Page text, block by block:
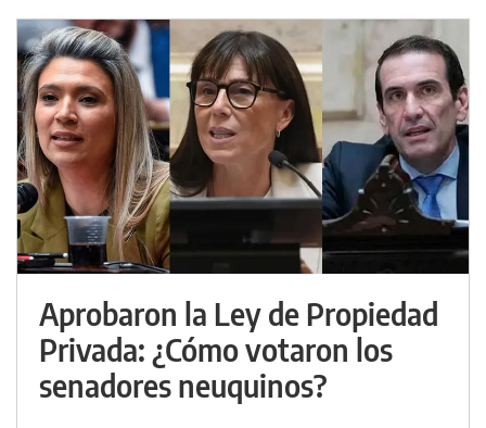
Aprobaron la Ley de Propiedad
Privada: ¿Cómo votaron los
senadores neuquinos?